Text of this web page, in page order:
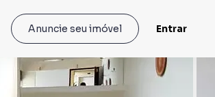
Anuncie seu imóvel Entrar